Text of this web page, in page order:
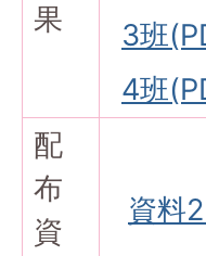
果
3班
4班
配
布
資
資料